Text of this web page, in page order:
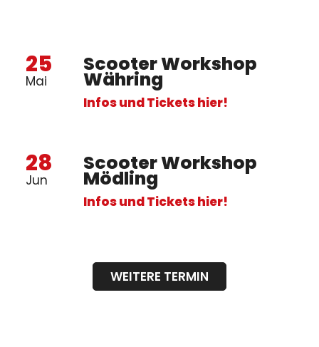
25
Mai
Scooter Workshop
Währing
Infos und Tickets hier!
28
Jun
Scooter Workshop
Mödling
Infos und Tickets hier!
WEITERE TERMIN